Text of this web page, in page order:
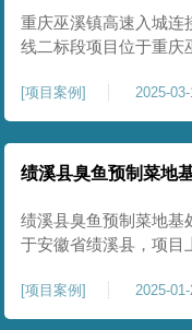
段，分区分段施工，投
重庆巫溪镇高速入城连
线二标段项目位于重庆
形成，回填完成，强夯
极大考验我司与土方单
能力。每标段强夯施工
工程师组织三方验收一
施工质量，确保工程整
施工过程中我司严格按
[项目案例] 2025-
绩溪县臭鱼预制菜地
绩溪县臭鱼预制菜地基
于安徽省绩溪县，项目
米。本项目场地后续使
高，设计拟采用大夯击
[项目案例] 2025-